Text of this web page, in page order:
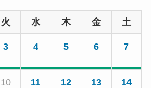
火 水 木 金 土
3 4 5 6 7
10 11 12 13 14